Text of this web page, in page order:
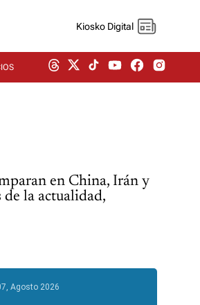
Kiosko Digital
en China, Irán y
de la actualidad,
Agosto 2026